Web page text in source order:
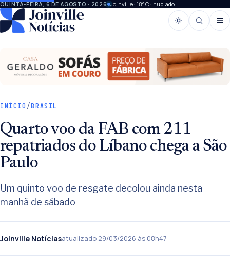
QUINTA-FEIRA, 6 DE AGOSTO · 2026 Joinville · 18°C · nublado
INÍCIO /BRASIL
Quarto voo da FAB com 211
repatriados do Líbano chega a São
Paulo
Um quinto voo de resgate decolou ainda nesta
manhã de sábado
Joinville Notíciasatualizado 29/03/2026 às 08h47